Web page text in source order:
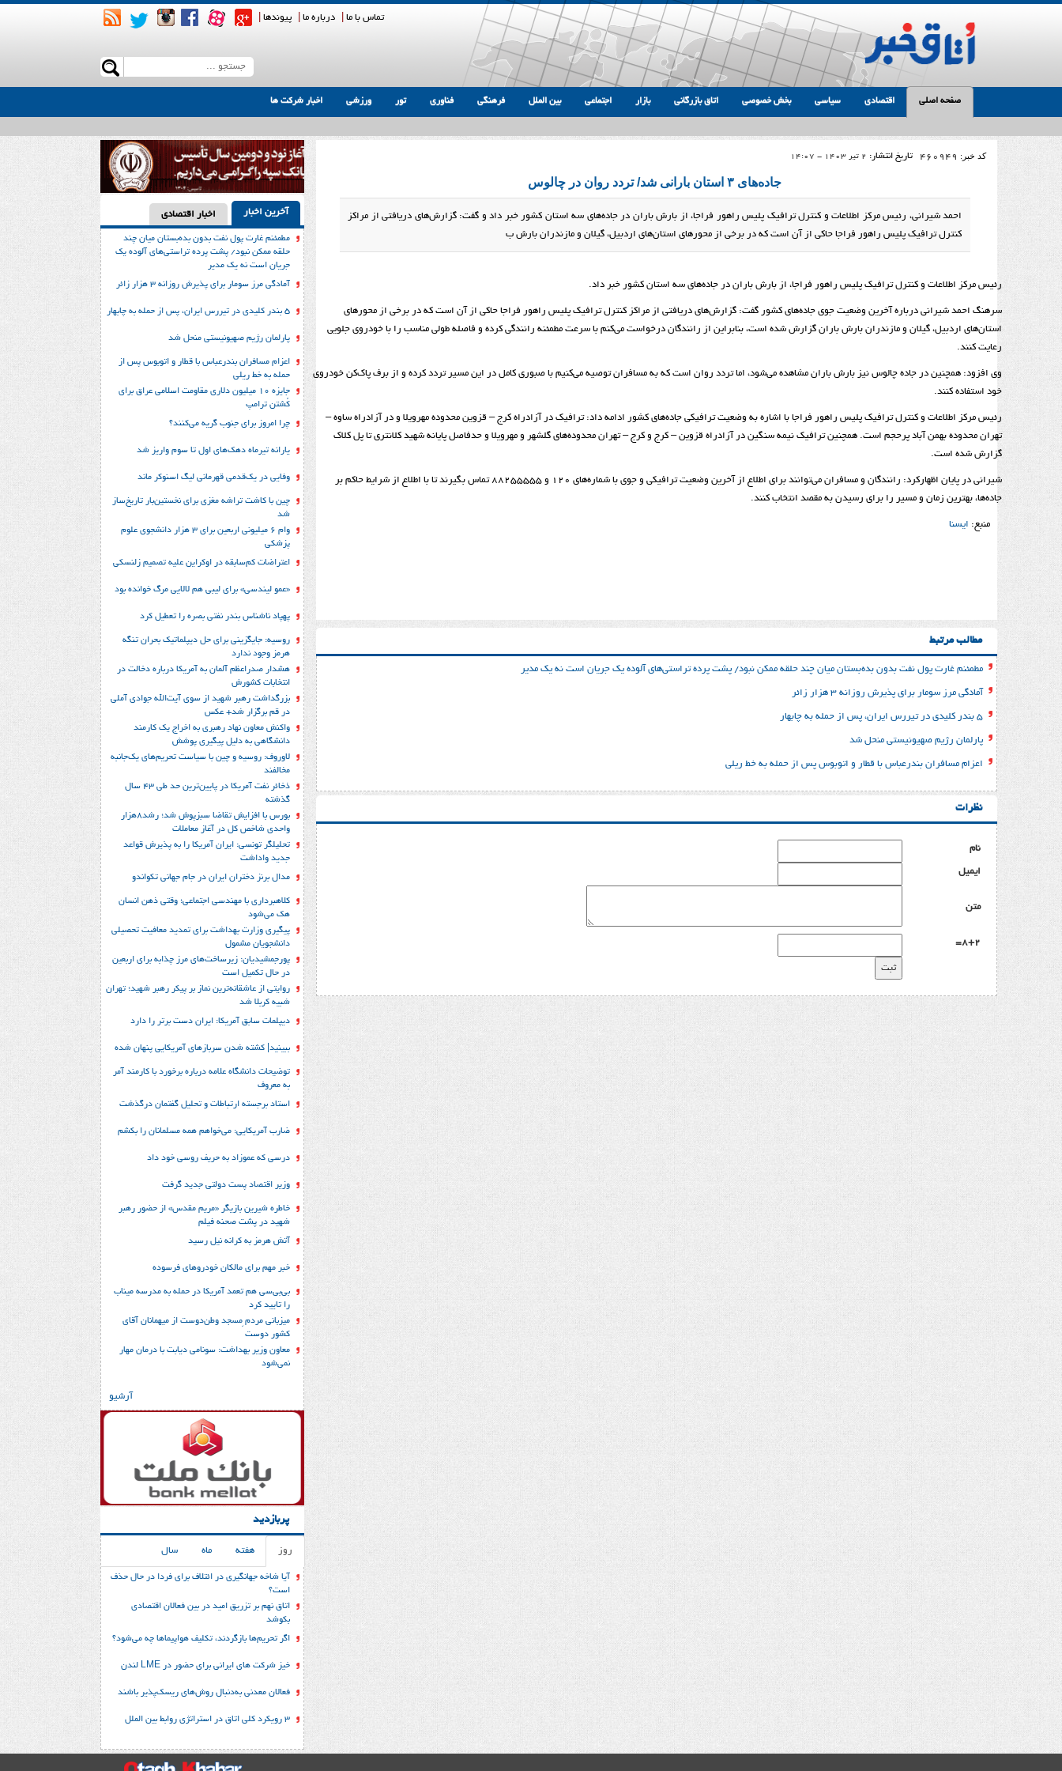
تماس با ما درباره ما پیوندها
صفحه اصلی اقتصادی سیاسی بخش خصوصی اتاق بازرگانی بازار اجتماعی بین الملل فرهنگی فناوری تور ورزشی اخبار شرکت ها
کد خبر: 460949 تاریخ انتشار: 2 تیر 1403 - 14:07
جاده‌های ۳ استان بارانی شد/ تردد روان در چالوس
احمد شیرانی، رئیس مرکز اطلاعات و کنترل ترافیک پلیس راهور فراجا، از بارش باران در جاده‌های سه استان کشور خبر داد و گفت: گزارش‌های دریافتی از مراکز
کنترل ترافیک پلیس راهور فراجا حاکی از آن است که در برخی از محور‌های استان‌های اردبیل، گیلان و مازندران بارش ب
رئیس مرکز اطلاعات و کنترل ترافیک پلیس راهور فراجا، از بارش باران در جاده‌های سه استان کشور خبر داد.
سرهنگ احمد شیرانی درباره آخرین وضعیت جوی جاده‌های کشور گفت: گزارش‌های دریافتی از مراکز کنترل ترافیک پلیس راهور فراجا حاکی از آن است که در برخی از محور‌های
استان‌های اردبیل، گیلان و مازندران بارش باران گزارش شده است، بنابراین از رانندگان درخواست می‌کنم با سرعت مطمئنه رانندگی کرده و فاصله طولی مناسب را با خودروی جلویی
رعایت کنند.
وی افزود: همچنین در جاده چالوس نیز بارش باران مشاهده می‌شود، اما تردد روان است که به مسافران توصیه می‌کنیم با صبوری کامل در این مسیر تردد کرده و از برف پاک‌کن خودروی
خود استفاده کنند.
رئیس مرکز اطلاعات و کنترل ترافیک پلیس راهور فراجا با اشاره به وضعیت ترافیکی جاده‌های کشور ادامه داد: ترافیک در آزادراه کرج – قزوین محدوده مهرویلا و در آزادراه ساوه –
تهران محدوده بهمن آباد پرحجم است. همچنین ترافیک نیمه سنگین در آزادراه قزوین – کرج و کرج – تهران محدوده‌های گلشهر و مهرویلا و حدفاصل پایانه شهید کلانتری تا پل کلاک
گزارش شده است.
شیرانی در پایان اظهارکرد: رانندگان و مسافران می‌توانند برای اطلاع از آخرین وضعیت ترافیکی و جوی با شماره‌های ۱۲۰ و ۸۸۲۵۵۵۵۵ تماس بگیرند تا با اطلاع از شرایط حاکم بر
جاده‌ها، بهترین زمان و مسیر را برای رسیدن به مقصد انتخاب کنند.
منبع: ایسنا
مطالب مرتبط
مطمئنم غارت پول نفت بدون بده‌بستان میان چند حلقه ممکن نبود/ پشت پرده تراستی‌‌های آلوده یک جریان است نه یک مدیر
آمادگی مرز سومار برای پذیرش روزانه ۳ هزار زائر
۵ بندر کلیدی در تیررس ایران، پس از حمله به چابهار
پارلمان رژیم صهیونیستی منحل شد
اعزام مسافران بندرعباس با قطار و اتوبوس پس از حمله به خط ریلی
نظرات
نام
ایمیل
متن
8+2=
آخرین اخبار اخبار اقتصادی
مطمئنم غارت پول نفت بدون بده‌بستان میان چند
حلقه ممکن نبود/ پشت پرده تراستی‌‌های آلوده یک
جریان است نه یک مدیر
آمادگی مرز سومار برای پذیرش روزانه ۳ هزار زائر
۵ بندر کلیدی در تیررس ایران، پس از حمله به چابهار
پارلمان رژیم صهیونیستی منحل شد
اعزام مسافران بندرعباس با قطار و اتوبوس پس از
حمله به خط ریلی
جایزه ۱۰ میلیون دلاری مقاومت اسلامی عراق برای
کُشتن ترامپ
چرا امروز برای جنوب گریه می‌کنند؟
یارانه تیرماه دهک‌های اول تا سوم واریز شد
وفایی در یک‎‌قدمی قهرمانی لیگ اسنوکر ماند
چین با کاشت تراشه مغزی برای نخستین‌بار تاریخ‌ساز
شد
وام ۶ میلیونی اربعین برای ۳ هزار دانشجوی علوم
پزشکی
اعتراضات کم‌سابقه در اوکراین علیه تصمیم زلنسکی
«عمو لیندسی» برای لیبی هم لالایی مرگ خوانده بود
پهپاد ناشناس بندر نفتی بصره را تعطیل کرد
روسیه: جایگزینی برای حل‌ دیپلماتیک بحران تنگه
هرمز وجود ندارد
هشدار صدراعظم آلمان به آمریکا درباره دخالت در
انتخابات کشورش
بزرگداشت رهبر شهید از سوی آیت‌الله جوادی آملی
در قم برگزار شد+ عکس
واکنش معاون نهاد رهبری به اخراج یک کارمند
دانشگاهی به دلیل پیگیری پوشش
لاوروف: روسیه و چین با سیاست تحریم‌های یک‌جانبه
مخالفند
ذخائر نفت آمریکا در پایین‌ترین حد طی 43 سال
گذشته
بورس با افزایش تقاضا سبزپوش شد؛ رشد8هزار
واحدی شاخص کل در آغاز معاملات
تحلیلگر تونسی: ایران آمریکا را به پذیرش قواعد
جدید واداشت
مدال برنز دختران ایران در جام جهانی تکواندو
کلاهبرداری با مهندسی اجتماعی؛ وقتی ذهن انسان
هک می‌شود
پیگیری وزارت بهداشت برای تمدید معافیت تحصیلی
دانشجویان مشمول
پورجمشیدیان: زیرساخت‌های مرز چذابه برای اربعین
در حال تکمیل است
روایتی از عاشقانه‌ترین نماز بر پیکر رهبر شهید؛‌ تهران‌
شبیه کربلا شد
دیپلمات سابق آمریکا: ایران دست برتر را دارد
ببینید| کشته شدن سربازهای آمریکایی پنهان شده
توضیحات دانشگاه علامه درباره برخورد با کارمند آمر
به معروف
استاد برجسته ارتباطات و تحلیل گفتمان درگذشت
ضارب آمریکایی: می‌خواهم همه مسلمانان را بکشم
درسی که عموزاد به حریف روسی خود داد
وزیر اقتصاد پست دولتی جدید گرفت
خاطره شیرین بازیگر «مریم مقدس» از حضور رهبر
شهید در پشت صحنه فیلم
آتش هرمز به کرانه نیل رسید
خبر مهم برای مالکان خودروهای فرسوده
بی‌بی‌سی هم تعمد آمریکا در حمله به مدرسه میناب
را تایید کرد
میزبانی مردم ِمسجد وطن‌دوست از میهمانان آقای
کشور دوست
معاون وزیر بهداشت: سونامی دیابت با درمان مهار
نمی‌شود
آرشیو
پربازدید
روز هفته ماه سال
آیا شاخه جهانگیری در ائتلاف برای فردا در حال حذف
است؟
اتاق نهم بر تزریق امید در بین فعالان اقتصادی
بکوشد
اگر تحریم‌ها بازگردند، تکلیف هواپیماها چه می‌شود؟
خیز شرکت های ایرانی برای حضور در LME لندن
فعالان معدنی به‌دنبال روش‌های ریسک‌پذیر باشند
3 رویکرد کلی اتاق در استراتژی روابط بین الملل